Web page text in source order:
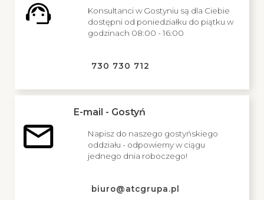
Konsultanci w Gostyniu są dla Ciebie
dostępni od poniedziałku do piątku w
godzinach 08:00 - 16:00
730 730 712
E-mail - Gostyń
Napisz do naszego gostyńskiego
oddziału - odpowiemy w ciągu
jednego dnia roboczego!
biuro@atcgrupa.pl